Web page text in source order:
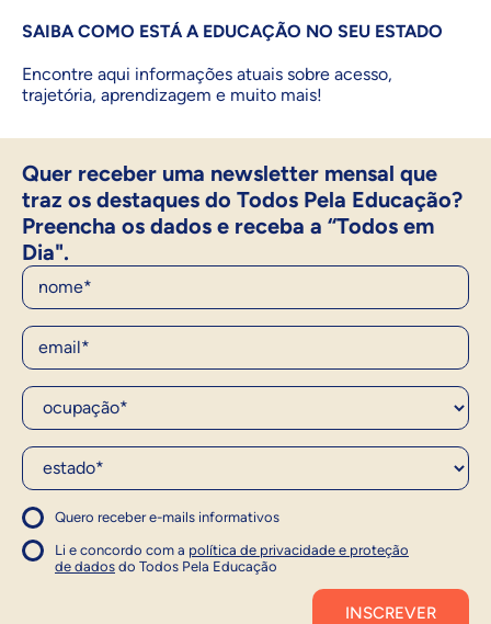
SAIBA COMO ESTÁ A EDUCAÇÃO NO SEU ESTADO
Encontre aqui informações atuais sobre acesso,
trajetória, aprendizagem e muito mais!
Quer receber uma newsletter mensal que
traz os destaques do Todos Pela Educação?
Preencha os dados e receba a “Todos em
Dia".
Nome
E-Mail
Ocupação*
Estado*
Quero receber e-mails informativos
1
Concordo com a política
Concordo com a política
Li e concordo com a política de privacidade e proteção
de dados do Todos Pela Educação
1